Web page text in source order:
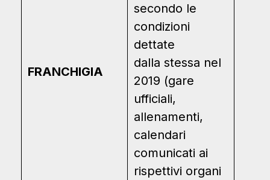
FRANCHIGIA
secondo le
condizioni
dettate
dalla stessa nel
2019 (gare
ufficiali,
allenamenti,
calendari
comunicati ai
rispettivi organi